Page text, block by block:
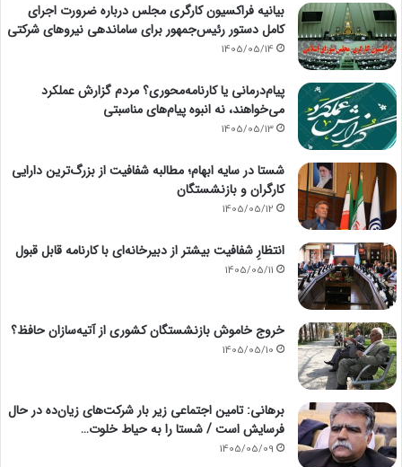
بیانیه فراکسیون کارگری مجلس درباره ضرورت اجرای
کامل دستور رئیس‌جمهور برای ساماندهی نیروهای شرکتی
1405/05/14
پیام‌درمانی یا کارنامه‌محوری؟ مردم گزارش عملکرد
می‌خواهند، نه انبوه پیام‌های مناسبتی
1405/05/13
شستا در سایه ابهام؛ مطالبه شفافیت از بزرگ‌ترین دارایی
کارگران و بازنشستگان
1405/05/12
انتظارِ شفافیت بیشتر از دبیرخانه‌ای با کارنامه قابل قبول
1405/05/11
خروج خاموش بازنشستگان کشوری از آتیه‌سازان حافظ؟
1405/05/10
برهانی: تامین اجتماعی زیر بار شرکت‌های زیان‌ده در حال
فرسایش است / شستا را به حیاط خلوت…
1405/05/09